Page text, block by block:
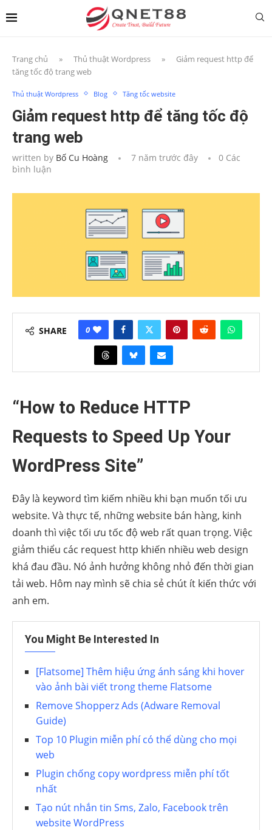
Trang chủ » Thủ thuật Wordpress »
Giảm request http để
tăng tốc độ trang web
Thủ thuật Wordpress Blog Tăng tốc website
Giảm request http để tăng tốc độ
trang web
written by Bố Cu Hoàng 7 năm trước đây
0 Các
bình luận
SHARE 0
“How to Reduce HTTP
Requests to Speed Up Your
WordPress Site”
Đây là keyword tìm kiếm nhiều khi bạn muốn tối ưu
website. Và thực tế, những website bán hàng, kinh
doanh thì việc tối ưu tốc độ web rất quan trọng. Việc
giảm thiểu các request http khiến nhiều web design
khá đau đầu. Nó ảnh hưởng không nhỏ đến thời gian
tải web. Hôm nay mình sẽ chia sẻ chút ít kiến thức với
anh em.
You Might Be Interested In
[Flatsome] Thêm hiệu ứng ánh sáng khi hover
vào ảnh bài viết trong theme Flatsome
Remove Shopperz Ads (Adware Removal
Guide)
Top 10 Plugin miễn phí có thể dùng cho mọi
web
Plugin chống copy wordpress miễn phí tốt
nhất
Tạo nút nhắn tin Sms, Zalo, Facebook trên
website WordPress